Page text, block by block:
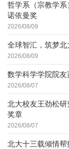
哲学系（宗教学系
诺依曼奖
2026/08/09
全球智汇，筑梦
2026/08/09
数学科学学院院
2026/08/07
北大校友王劲松
奖章
2026/08/07
北大十三载倾情